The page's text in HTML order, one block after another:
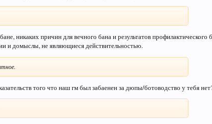
никаких причин для вечного бана и результатов профилактического
и домыслы, не являющиеся действительностью.
того что наш гм был забаенен за дюпы/ботоводство у тебя